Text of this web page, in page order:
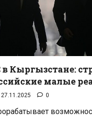
Кыргызстане:
малые
27.11.2025 0